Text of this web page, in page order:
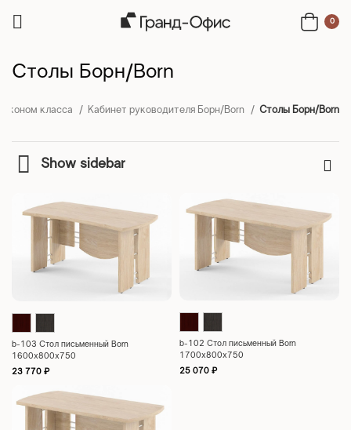
0
Столы Борн/Born
класса Кабинет руководителя Борн/Born Столы Борн/Born
Show sidebar
b-103 Стол письменный Born
1600х800х750
23 770 ₽
b-102 Стол письменный Born
1700х800х750
25 070 ₽